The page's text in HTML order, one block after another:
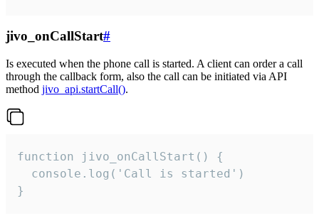
jivo_onCallStart#
Is executed when the phone call is started. A client can order a call
through the callback form, also the call can be initiated via API
method jivo_api.startCall().
function jivo_onCallStart() {
  console.log('Call is started')
}